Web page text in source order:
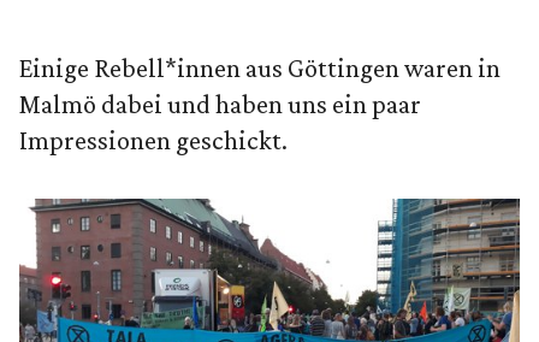
Einige Rebell*innen aus Göttingen waren in
Malmö dabei und haben uns ein paar
Impressionen geschickt.